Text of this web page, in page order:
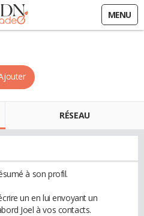
MENU
RÉSEAU
à son profil.
un en lui envoyant un
Joel à vos contacts.